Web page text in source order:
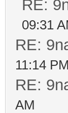
RE:
09:31
RE:
11:14 PM
RE:
AM